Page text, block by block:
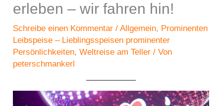
erleben – wir fahren hin!
Schreibe einen Kommentar /Allgemein, Prominenten
Leibspeise – Lieblingsspeisen prominenter
Persönlichkeiten,Weltreise am Teller / Von
peterschmankerl